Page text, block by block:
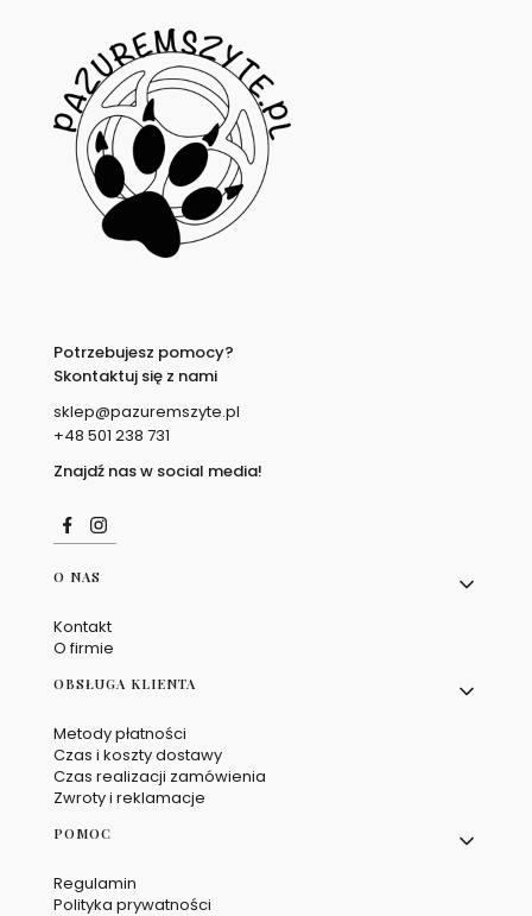
Potrzebujesz pomocy?
Skontaktuj się z nami
sklep@pazuremszyte.pl
+48 501 238 731
Znajdź nas w social media!
Linki w stopce
O NAS
Kontakt
O firmie
OBSŁUGA KLIENTA
Metody płatności
Czas i koszty dostawy
Czas realizacji zamówienia
Zwroty i reklamacje
POMOC
Regulamin
Polityka prywatności